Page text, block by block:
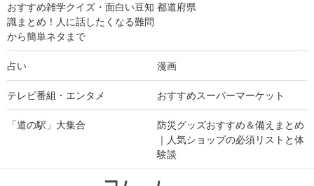
おすすめ雑学クイズ・面白い豆知
識まとめ！人に話したくなる難問
から簡単ネタまで
都道府県
占い 漫画
テレビ番組・エンタメ おすすめスーパーマーケット
「道の駅」大集合
防災グッズおすすめ＆備えまとめ
｜人気ショップの必須リストと体
験談